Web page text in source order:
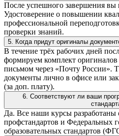
После успешного завершения вы
Удостоверение о повышении
профессиональной
проверки знаний.
5. Когда придут оригиналы
В течение трёх рабочих дней
формируем комплект оригиналов
письмом через «Почту России».
документы лично в офисе или
(за доп. плату).
6. Соответствуют ли ваши
Да. Все наши курсы разработаны
профстандартов и Федеральных
образовательных стандартов